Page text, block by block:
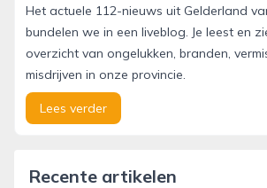
Het actuele 112-nieuws uit Gelderland
bundelen we in een liveblog. Je leest en
overzicht van ongelukken, branden,
misdrijven in onze provincie.
Lees verder
Recente artikelen